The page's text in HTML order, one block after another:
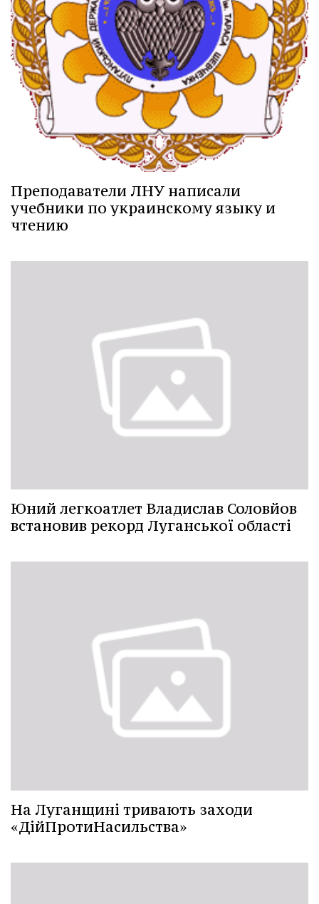
Преподаватели ЛНУ написали
учебники по украинскому языку и
чтению
Юний легкоатлет Владислав Соловйов
встановив рекорд Луганської області
На Луганщині тривають заходи
«ДійПротиНасильства»